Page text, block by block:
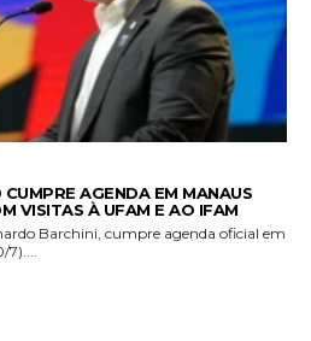
AGENDA EM MANAUS
VISITAS À UFAM E AO IFAM
Barchini, cumpre agenda oficial em